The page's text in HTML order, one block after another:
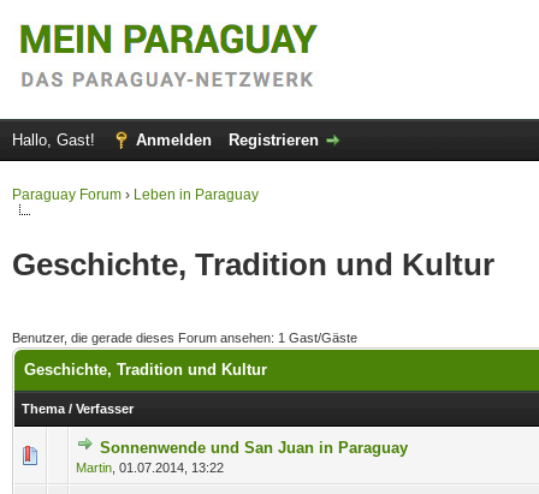
Hallo, Gast! Anmelden Registrieren
Paraguay Forum › Leben in Paraguay
Geschichte, Tradition und Kultur
Benutzer, die gerade dieses Forum ansehen: 1 Gast/Gäste
Geschichte, Tradition und Kultur
Thema / Verfasser
Sonnenwende und San Juan in Paraguay
Martin 01.07.2014, 13:22
1 Bewertung(en) - 5 von 5 durchschnittlich
12 345